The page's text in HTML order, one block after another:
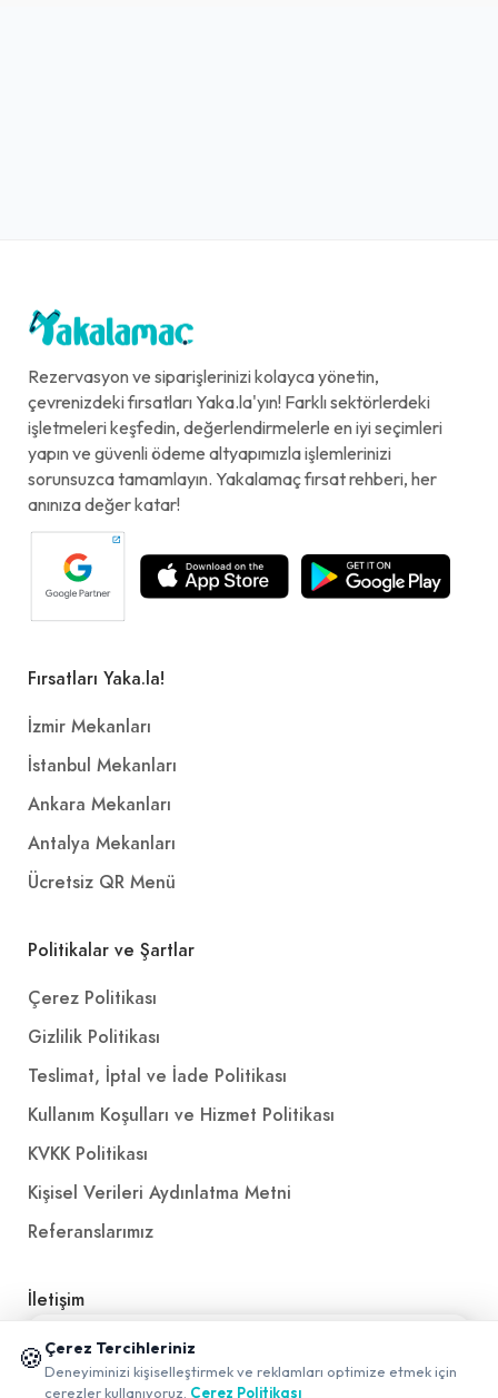
Rezervasyon ve siparişlerinizi kolayca yönetin,
çevrenizdeki fırsatları Yaka.la'yın! Farklı sektörlerdeki
işletmeleri keşfedin, değerlendirmelerle en iyi seçimleri
yapın ve güvenli ödeme altyapımızla işlemlerinizi
sorunsuzca tamamlayın. Yakalamaç fırsat rehberi, her
anınıza değer katar!
Fırsatları Yaka.la!
İzmir Mekanları
İstanbul Mekanları
Ankara Mekanları
Antalya Mekanları
Ücretsiz QR Menü
Politikalar ve Şartlar
Çerez Politikası
Gizlilik Politikası
Teslimat, İptal ve İade Politikası
Kullanım Koşulları ve Hizmet Politikası
KVKK Politikası
Kişisel Verileri Aydınlatma Metni
Referanslarımız
İletişim
E-Posta iletisim@yakalamac.com.tr
Dokuz Eylül Üniversitesi Teknoparkı Adatepe Mah.
🍪 Çerez Tercihleriniz
Deneyiminizi kişiselleştirmek ve reklamları optimize etmek için
çerezler kullanıyoruz. Çerez Politikası
📱 Mobil uygulamamızı keşfedin!
✖